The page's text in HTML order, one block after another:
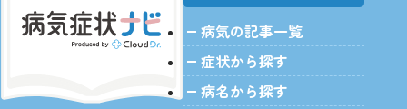
>
病気の記事一覧
症状から探す
病名から探す